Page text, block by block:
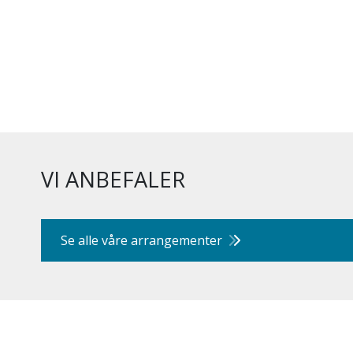
VI ANBEFALER
Se alle våre arrangementer